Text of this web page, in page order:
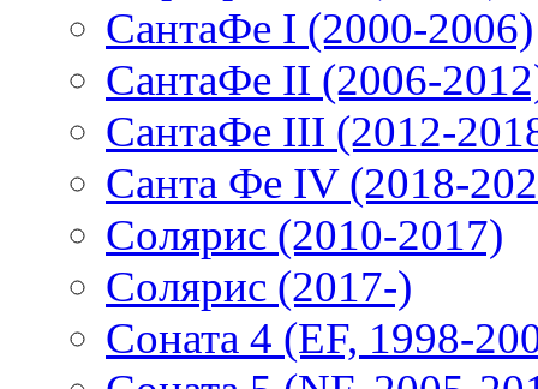
СантаФе I (2000-2006)
СантаФе II (2006-
СантаФе III (2012-
Санта Фе IV (2018-
Солярис (2010-2017)
Солярис (2017-)
Соната 4 (EF, 1998-